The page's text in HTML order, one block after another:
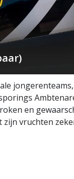
en
zijn vruchten